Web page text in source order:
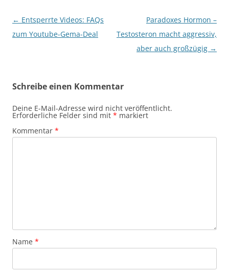
Beitragsnavigation
← Entsperrte Videos: FAQs
zum Youtube-Gema-Deal
Paradoxes Hormon –
Testosteron macht aggressiv,
aber auch großzügig →
Schreibe einen Kommentar
Deine E-Mail-Adresse wird nicht veröffentlicht.
Erforderliche Felder sind mit * markiert
Kommentar *
Name *